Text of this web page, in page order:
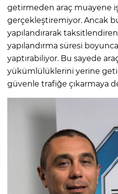
getirmeden araç muayene
gerçekleştiremiyor. Ancak
yapılandırarak
yapılandırma süresi
yaptırabiliyor. Bu sayede
yükümlülüklerini yerine
güvenle trafiğe çıkarmaya